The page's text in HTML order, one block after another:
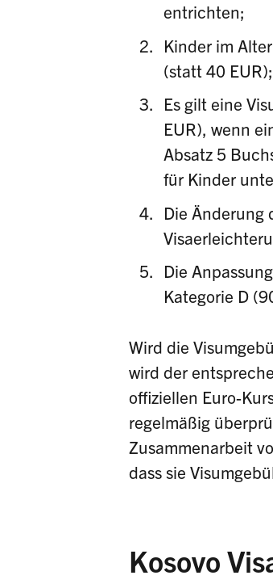
entrichten;
Kinder im
(statt 40 EUR);
Es gilt eine
EUR), wenn
Absatz 5
für Kinder
Die Änderung
Die
Kategorie D
Wird die
wird der
offiziellen Euro-
regelmäßig
Zusammenarbeit
dass sie
Kosovo